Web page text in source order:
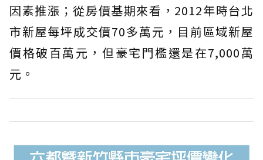
因素推漲；從房價基期來看，2012年時台北
市新屋每坪成交價70多萬元，目前區域新屋
價格破百萬元，但豪宅門檻還是在7,000萬
元。